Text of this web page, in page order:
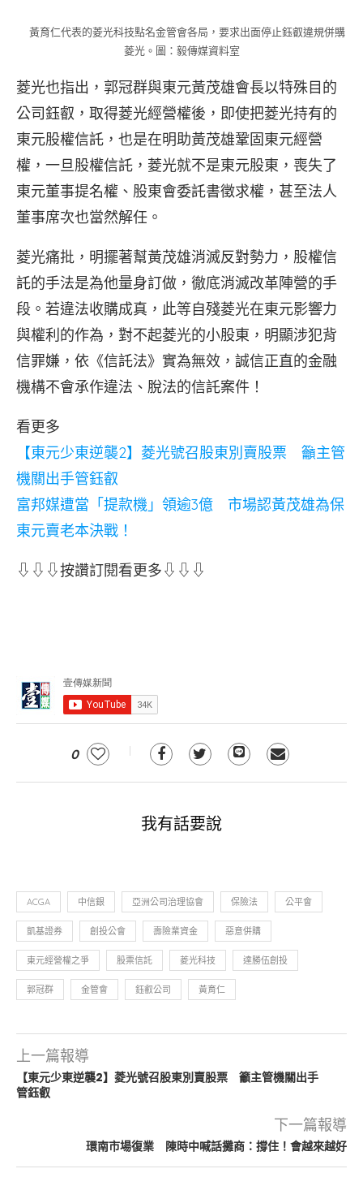
黃育仁代表的菱光科技點名金管會各局，要求出面停止鈺叡違規併購
菱光。圖：毅傳媒資料室
菱光也指出，郭冠群與東元黃茂雄會長以特殊目的
公司鈺叡，取得菱光經營權後，即使把菱光持有的
東元股權信託，也是在明助黃茂雄鞏固東元經營
權，一旦股權信託，菱光就不是東元股東，喪失了
東元董事提名權、股東會委託書徵求權，甚至法人
董事席次也當然解任。
菱光痛批，明擺著幫黃茂雄消滅反對勢力，股權信
託的手法是為他量身訂做，徹底消滅改革陣營的手
段。若違法收購成真，此等自殘菱光在東元影響力
與權利的作為，對不起菱光的小股東，明顯涉犯背
信罪嫌，依《信託法》實為無效，誠信正直的金融
機構不會承作違法、脫法的信託案件！
看更多
【東元少東逆襲2】菱光號召股東別賣股票 籲主管
機關出手管鈺叡
富邦媒遭當「提款機」領逾3億 市場認黃茂雄為保
東元賣老本決戰！
⇩⇩⇩按讚訂閱看更多⇩⇩⇩
0
我有話要說
ACGA 中信銀 亞洲公司治理協會 保險法 公平會
凱基證券 創投公會 壽險業資金 惡意併購
東元經營權之爭 股票信託 菱光科技 達勝伍創投
郭冠群 金管會 鈺叡公司 黃育仁
上一篇報導
【東元少東逆襲2】菱光號召股東別賣股票 籲主管機關出手
管鈺叡
下一篇報導
環南市場復業 陳時中喊話攤商：撐住！會越來越好